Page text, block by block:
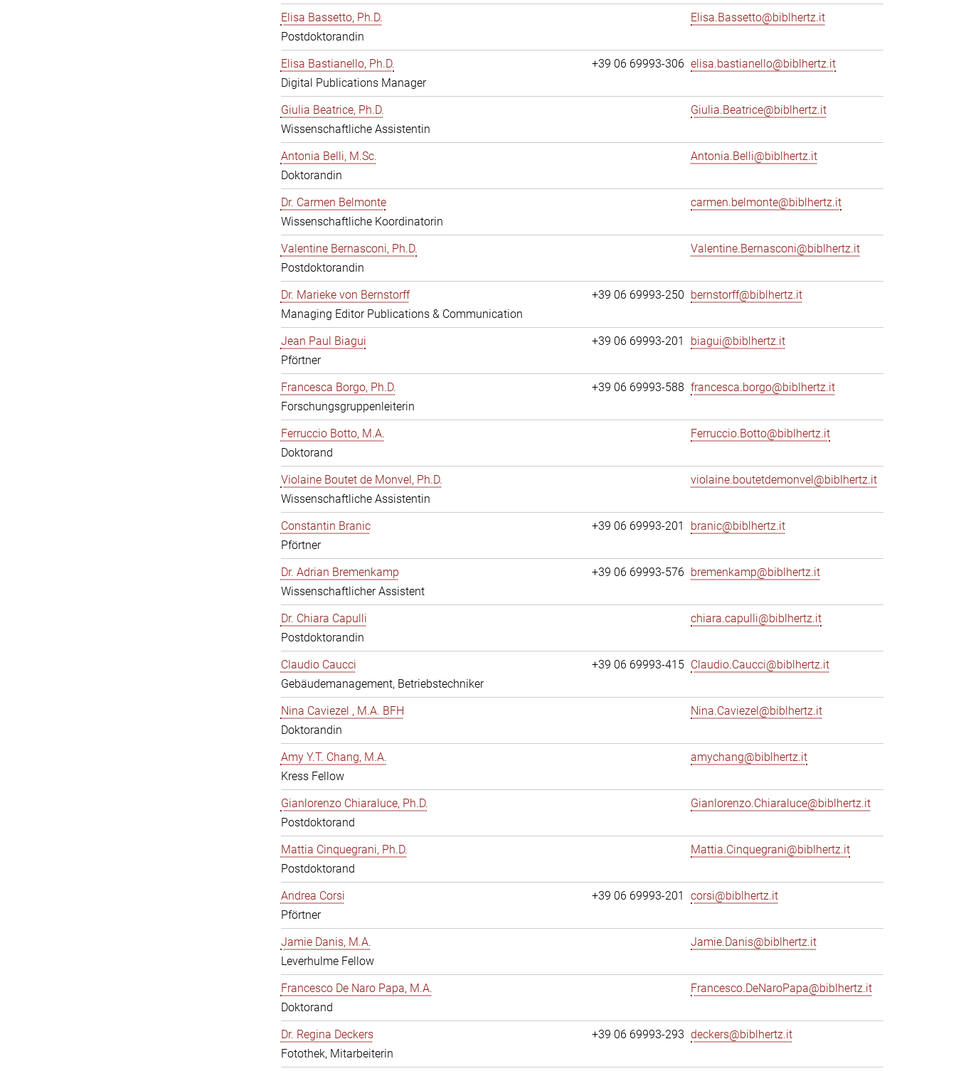
Elisa Bassetto, Ph.D.
Postdoktorandin
Elisa.Bassetto@biblhertz.it
Elisa Bastianello, Ph.D.
Digital Publications Manager
+39 06 69993-306 elisa.bastianello@biblhertz.it
Giulia Beatrice, Ph.D.
Wissenschaftliche Assistentin
Giulia.Beatrice@biblhertz.it
Antonia Belli, M.Sc.
Doktorandin
Antonia.Belli@biblhertz.it
Dr. Carmen Belmonte
Wissenschaftliche Koordinatorin
carmen.belmonte@biblhertz.it
Valentine Bernasconi, Ph.D.
Postdoktorandin
Valentine.Bernasconi@biblhertz.it
Dr. Marieke von Bernstorff
Managing Editor Publications & Communication
+39 06 69993-250 bernstorff@biblhertz.it
Jean Paul Biagui
Pförtner
+39 06 69993-201 biagui@biblhertz.it
Francesca Borgo, Ph.D.
Forschungsgruppenleiterin
+39 06 69993-588 francesca.borgo@biblhertz.it
Ferruccio Botto, M.A.
Doktorand
Ferruccio.Botto@biblhertz.it
Violaine Boutet de Monvel, Ph.D.
Wissenschaftliche Assistentin
violaine.boutetdemonvel@biblhertz.it
Constantin Branic
Pförtner
+39 06 69993-201 branic@biblhertz.it
Dr. Adrian Bremenkamp
Wissenschaftlicher Assistent
+39 06 69993-576 bremenkamp@biblhertz.it
Dr. Chiara Capulli
Postdoktorandin
chiara.capulli@biblhertz.it
Claudio Caucci
Gebäudemanagement, Betriebstechniker
+39 06 69993-415 Claudio.Caucci@biblhertz.it
Nina Caviezel , M.A. BFH
Doktorandin
Nina.Caviezel@biblhertz.it
Amy Y.T. Chang, M.A.
Kress Fellow
amychang@biblhertz.it
Gianlorenzo Chiaraluce, Ph.D.
Postdoktorand
Gianlorenzo.Chiaraluce@biblhertz.it
Mattia Cinquegrani, Ph.D.
Postdoktorand
Mattia.Cinquegrani@biblhertz.it
Andrea Corsi
Pförtner
+39 06 69993-201 corsi@biblhertz.it
Jamie Danis, M.A.
Leverhulme Fellow
Jamie.Danis@biblhertz.it
Francesco De Naro Papa, M.A.
Doktorand
Francesco.DeNaroPapa@biblhertz.it
Dr. Regina Deckers
Fotothek, Mitarbeiterin
+39 06 69993-293 deckers@biblhertz.it